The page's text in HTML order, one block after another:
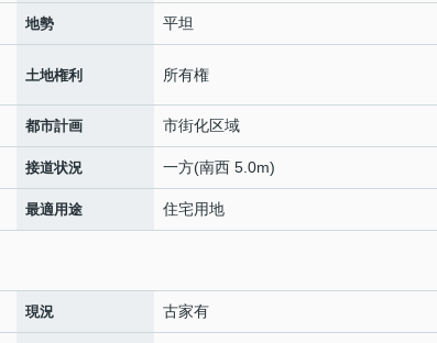
地勢 平坦
土地権利 所有権
都市計画 市街化区域
接道状況 一方(南西 5.0m)
最適用途 住宅用地
現況 古家有